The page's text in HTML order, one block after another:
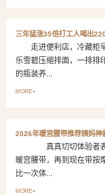
三年猛涨35倍打工人喝出
走进便利店，冷藏柜早
乐雪碧压缩排面，一排排
的瓶装养...
MORE+
2026年暖宫腰带推荐姨妈神
真真切切体验者表示
暖宫腰带，再到现在带按
比一次体...
MORE+